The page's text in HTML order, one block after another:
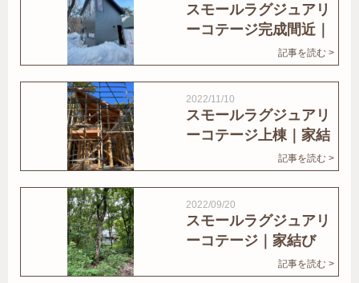
スモールラグジュアリ
ーコテージ完成間近｜
記事を読む >
2022/11/10
スモールラグジュアリ
ーコテージ上棟｜家結
記事を読む >
2022/09/20
スモールラグジュアリ
ーコテージ｜家結び
記事を読む >